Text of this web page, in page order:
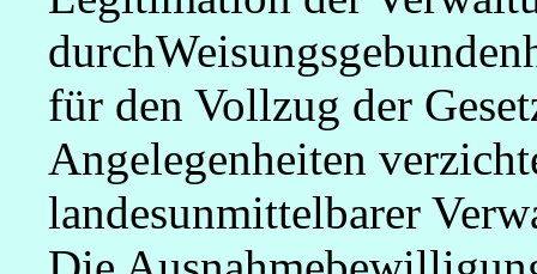
für den Vollzug der
Angelegenheiten
landesunmittelbarer